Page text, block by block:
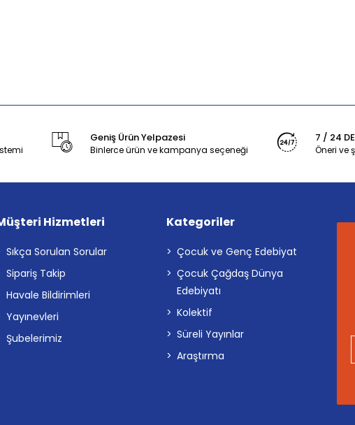
Geniş Ürün Yelpazesi
Binlerce ürün ve kampanya seçeneği
7 / 24
Öneri ve
Hizmetleri
Sıkça Sorulan Sorular
Sipariş Takip
Havale Bildirimleri
Yayınevleri
Şubelerimiz
Kategoriler
Çocuk ve Genç Edebiyat
Çocuk Çağdaş Dünya
Edebiyatı
Kolektif
Süreli Yayınlar
Araştırma